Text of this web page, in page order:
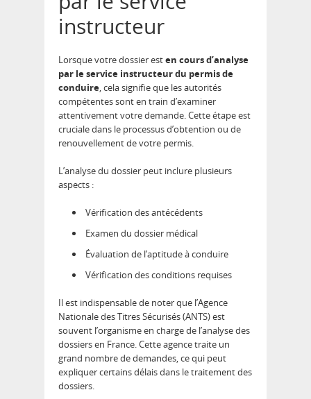
instructeur
Lorsque votre dossier esten cours d’analyse
par le service instructeur du permis de
conduire, cela signifie que les autorités
compétentes sont en train d’examiner
attentivement votre demande. Cette étape est
cruciale dans le processus d’obtention ou de
renouvellement de votre permis.
L’analyse du dossier peut inclure plusieurs
aspects :
Vérification des antécédents
Examen du dossier médical
Évaluation de l’aptitude à conduire
Vérification des conditions requises
Il est indispensable de noter que l’Agence
Nationale des Titres Sécurisés (ANTS) est
souvent l’organisme en charge de l’analyse des
dossiers en France. Cette agence traite un
grand nombre de demandes, ce qui peut
expliquer certains délais dans le traitement des
dossiers.